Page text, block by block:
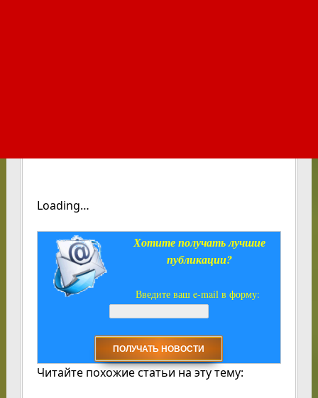
Loading…
Хотите получать лучшие
публикации?
Введите ваш e-mail в форму:
Читайте похожие статьи на эту тему: